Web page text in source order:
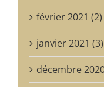
février 2021 (2)
janvier 2021 (3)
décembre